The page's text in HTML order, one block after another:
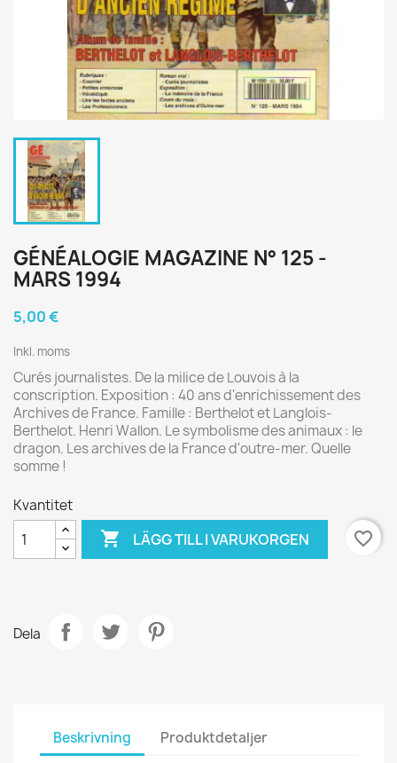
GÉNÉALOGIE MAGAZINE N° 125 -
MARS 1994
5,00 €
Inkl. moms
Curés journalistes. De la milice de Louvois à la
conscription. Exposition : 40 ans d'enrichissement des
Archives de France. Famille : Berthelot et Langlois-
Berthelot. Henri Wallon. Le symbolisme des animaux : le
dragon. Les archives de la France d'outre-mer. Quelle
somme !
Kvantitet
 LÄGG TILL I VARUKORGEN favorite_border
Dela
Beskrivning Produktdetaljer